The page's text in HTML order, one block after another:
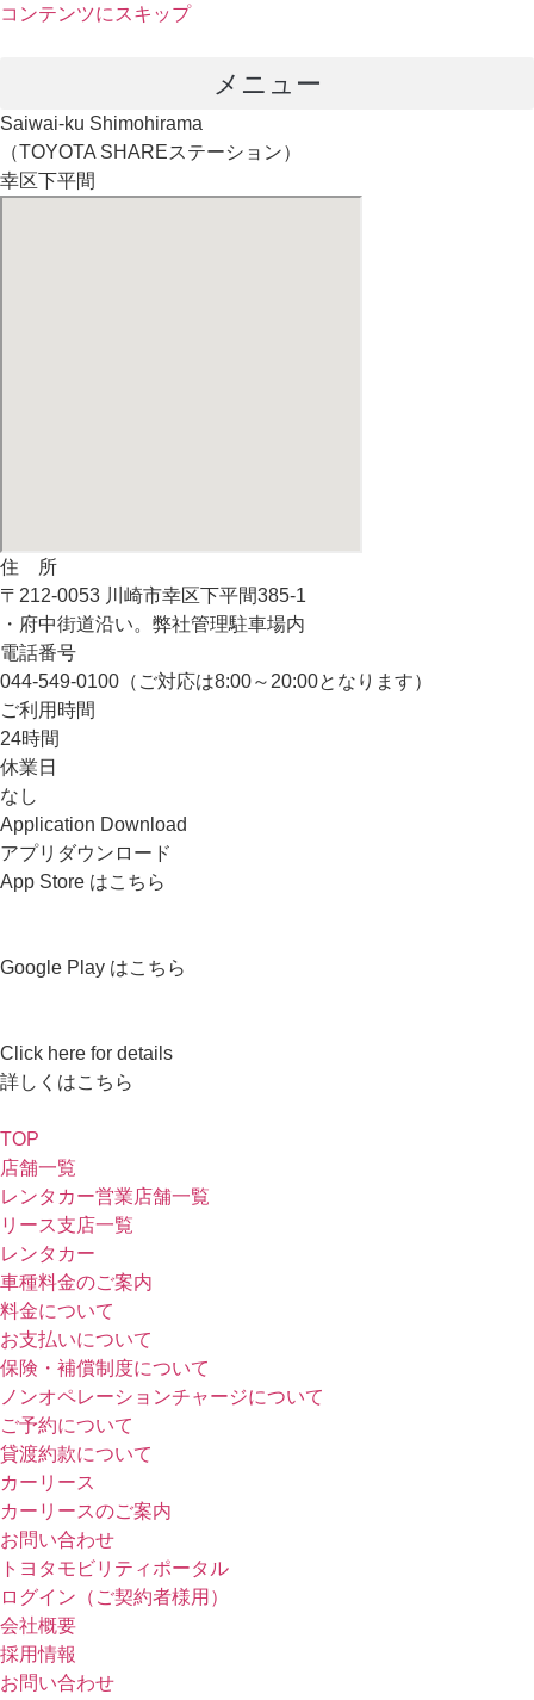
コンテンツにスキップ
メニュー
Saiwai-ku Shimohirama
（TOYOTA SHAREステーション）
幸区下平間
住 所
〒212-0053 川崎市幸区下平間385-1
・府中街道沿い。弊社管理駐車場内
電話番号
044-549-0100（ご対応は8:00～20:00となります）
ご利用時間
24時間
休業日
なし
Application Download
アプリダウンロード
App Store はこちら
Google Play はこちら
Click here for details
詳しくはこちら
TOP
店舗一覧
レンタカー営業店舗一覧
リース支店一覧
レンタカー
車種料金のご案内
料金について
お支払いについて
保険・補償制度について
ノンオペレーションチャージについて
ご予約について
貸渡約款について
カーリース
カーリースのご案内
お問い合わせ
トヨタモビリティポータル
ログイン（ご契約者様用）
会社概要
採用情報
お問い合わせ